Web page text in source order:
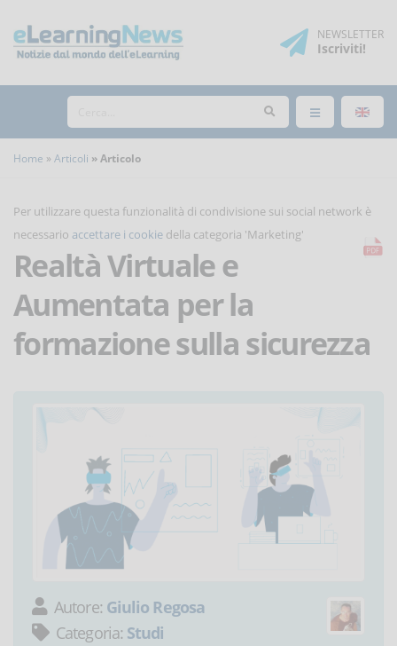
NEWSLETTER
Iscriviti!
Home Articoli Articolo
Per utilizzare questa funzionalità di condivisione sui social network è
necessario accettare i cookie della categoria 'Marketing'
Realtà Virtuale e
Aumentata per la
formazione sulla sicurezza
Autore: Giulio Regosa
Categoria: Studi